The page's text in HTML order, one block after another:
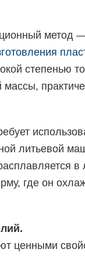
метод—
степенью
массы,
литьевой
где он
ценными